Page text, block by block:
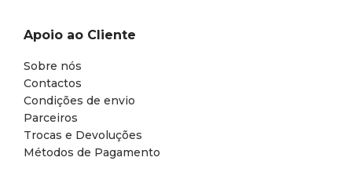
Apoio ao Cliente
Sobre nós
Contactos
Condições de envio
Parceiros
Trocas e Devoluções
Métodos de Pagamento